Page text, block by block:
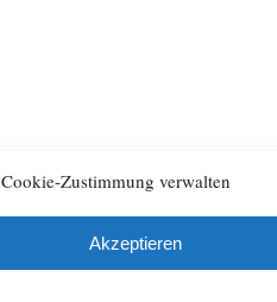
Cookie-Zustimmung verwalten
Akzeptieren
Artikel